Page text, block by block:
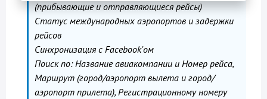
(прибывающие и отправляющиеся рейсы)
Статус международных аэропортов и задержки
рейсов
Синхронизация с Facebook'ом
Поиск по: Название авиакомпании и Номер рейса,
Маршрут (город/аэропорт вылета и город/
аэропорт прилета), Регистрационному номеру